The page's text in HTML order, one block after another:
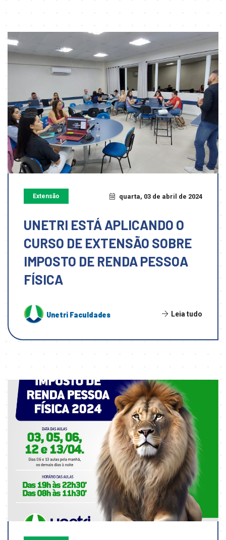
Extensão quarta, 03 de abril de 2024
UNETRI ESTÁ APLICANDO O
CURSO DE EXTENSÃO SOBRE
IMPOSTO DE RENDA PESSOA
FÍSICA
Unetri Faculdades Leia tudo